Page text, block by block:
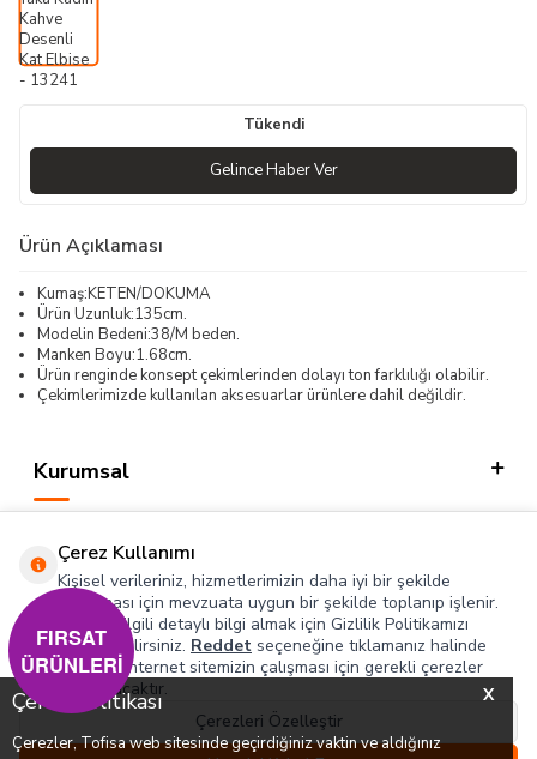
X
Çerez Politikası
Çerezler, Tofisa web sitesinde geçirdiğiniz vaktin ve aldığınız
0
Tükendi
Gelince Haber Ver
Ürün Açıklaması
Kumaş:KETEN/DOKUMA
Ürün Uzunluk:135cm.
Modelin Bedeni:38/M beden.
Manken Boyu:1.68cm.
Ürün renginde konsept çekimlerinden dolayı ton farklılığı olabilir.
Çekimlerimizde kullanılan aksesuarlar ürünlere dahil değildir.
Kurumsal
Hızlı Erişim
Sosyal
Adres & İletişim
Çerez Kullanımı
Kişisel verileriniz, hizmetlerimizin daha iyi bir şekilde
sunulması için mevzuata uygun bir şekilde toplanıp işlenir.
Konuyla ilgili detaylı bilgi almak için Gizlilik Politikamızı
inceleyebilirsiniz. Reddet seçeneğine tıklamanız halinde
yalnızca internet sitemizin çalışması için gerekli çerezler
kullanılacaktır.
Çerezleri Özelleştir
FIRSAT
ÜRÜNLERİ